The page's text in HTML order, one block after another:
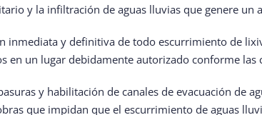
y la infiltración de aguas lluvias que genere un
inmediata y definitiva de todo escurrimiento de
en un lugar debidamente autorizado conforme las
y habilitación de canales de evacuación de
que impidan que el escurrimiento de aguas